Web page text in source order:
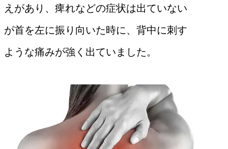
えがあり、 痺れなどの症状は出ていない
が首を左に振り向いた時に、背中に刺す
ような痛みが強く出ていました。